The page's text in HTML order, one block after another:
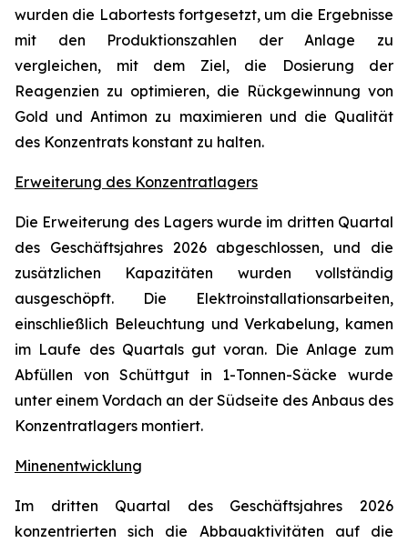
wurden die Labortests fortgesetzt, um die Ergebnisse
mit den Produktionszahlen der Anlage zu
vergleichen, mit dem Ziel, die Dosierung der
Reagenzien zu optimieren, die Rückgewinnung von
Gold und Antimon zu maximieren und die Qualität
des Konzentrats konstant zu halten.
Erweiterung des Konzentratlagers
Die Erweiterung des Lagers wurde im dritten Quartal
des Geschäftsjahres 2026 abgeschlossen, und die
zusätzlichen Kapazitäten wurden vollständig
ausgeschöpft. Die Elektroinstallationsarbeiten,
einschließlich Beleuchtung und Verkabelung, kamen
im Laufe des Quartals gut voran. Die Anlage zum
Abfüllen von Schüttgut in 1-Tonnen-Säcke wurde
unter einem Vordach an der Südseite des Anbaus des
Konzentratlagers montiert.
Minenentwicklung
Im dritten Quartal des Geschäftsjahres 2026
konzentrierten sich die Abbauaktivitäten auf die